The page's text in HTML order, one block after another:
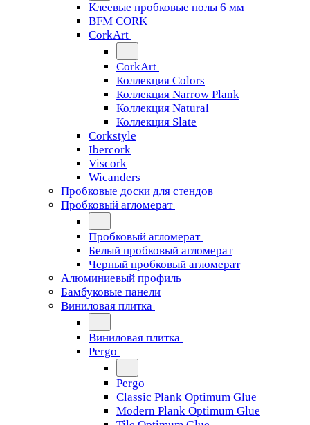
Клеевые пробковые полы 6 мм
BFM CORK
CorkArt
CorkArt
Коллекция Colors
Коллекция Narrow Plank
Коллекция Natural
Коллекция Slate
Corkstyle
Ibercork
Viscork
Wicanders
Пробковые доски для стендов
Пробковый агломерат
Пробковый агломерат
Белый пробковый агломерат
Черный пробковый агломерат
Алюминиевый профиль
Бамбуковые панели
Виниловая плитка
Виниловая плитка
Pergo
Pergo
Classic Plank Optimum Glue
Modern Plank Optimum Glue